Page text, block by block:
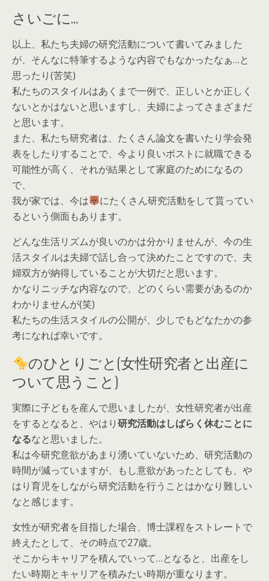
さいごに…
以上、私たち夫婦の研究活動について書いてみました
が、そんなに特筆するような内容でもなかったなぁ…と
思ったり(苦笑)
私たちのスタイルはあくまで一例で、正しいとか正しく
ないとかはないと思いますし、夫婦によってさまざまだ
と思います。
また、私たち研究者は、たくさん論文を書いたり学会発
表をしたりすることで、今より良いポストに就職できる
可能性が高く、それが結果として家庭のためになるの
で、
我が家では、今は
にたくさん研究活動をして貰ってい
るという側面もあります。
どんな生活リズムが良いのかは分かりませんが、今の生
活スタイルは夫婦で話し合って決めたことですので、夫
婦双方が納得していることが大切だと思います。
かなりニッチな内容なので、どのくらい需要があるのか
わかりませんが(笑)
私たちの生活スタイルの公開が、少しでもどなたかの参
考になれば幸いです。
のひとりごと(女性研究者と出産に
ついて思うこと)
実際に子どもを産んで思いましたが、女性研究者が出産
をするとなると、やはり研究活動はしばらく休むことに
なるなと思いました。
私は今研究意欲があまり湧いていないため、研究活動の
時間が減っていますが、もし意欲があったとしても、や
はり育児をしながら研究活動を行うことはかなり難しい
なと感じます。
女性が研究者を目指した場合、博士課程をストレートで
終えたとして、その時点で27歳。
そこからキャリアを積んでいって…となると、出産をし
たい時期とキャリアを積みたい時期が重なります。